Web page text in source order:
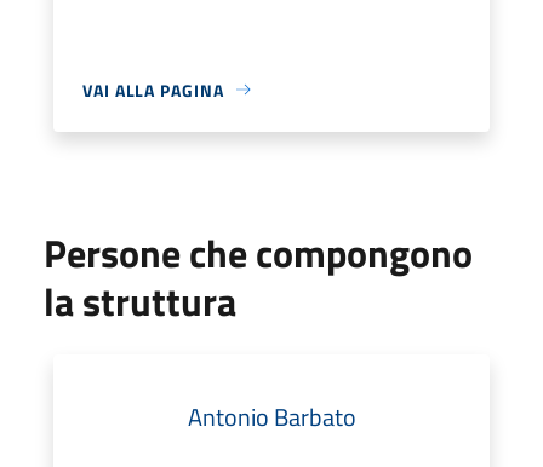
VAI ALLA PAGINA
Persone che compongono
la struttura
Antonio Barbato